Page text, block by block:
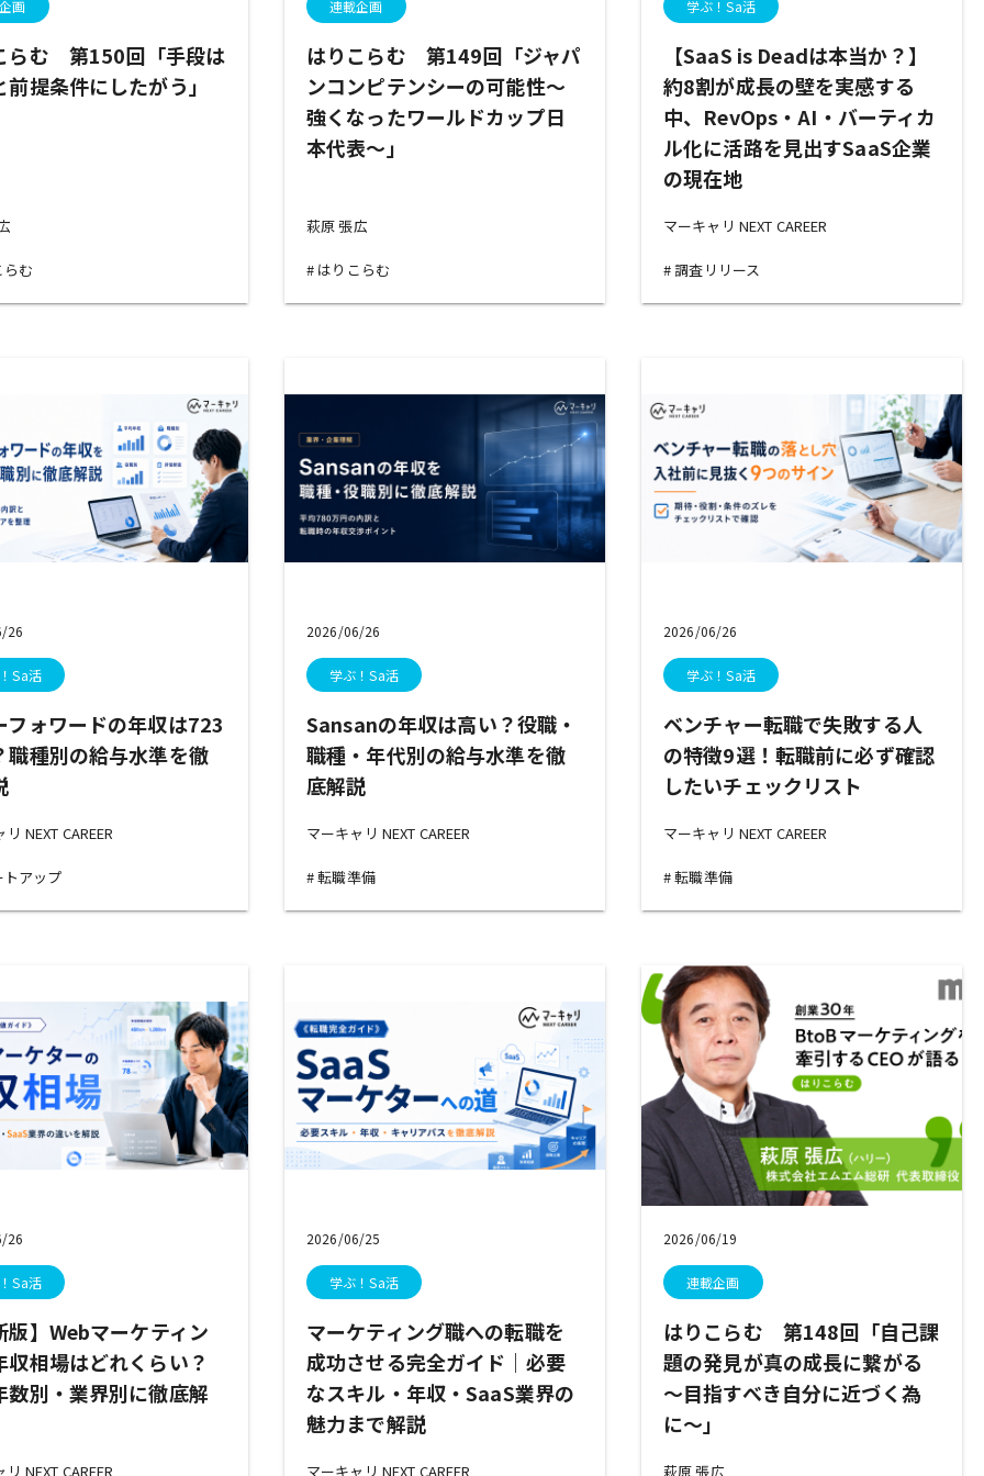
画
らむ 第150回「手段は
前提条件にしたがう」
む
連載企画
はりこらむ 第149回「ジャパ
ンコンピテンシーの可能性～
強くなったワールドカップ日
本代表～」
萩原 張広
はりこらむ
学ぶ！Sa活
【SaaS is Deadは本当か？】
約8割が成長の壁を実感する
中、RevOps・AI・バーティカ
ル化に活路を見出すSaaS企業
の現在地
マーキャリ NEXT CAREER
調査リリース
26
Sa活
フォワードの年収は723
職種別の給与水準を徹
NEXT CAREER
アップ
2026/06/26
学ぶ！Sa活
Sansanの年収は高い？役職・
職種・年代別の給与水準を徹
底解説
マーキャリ NEXT CAREER
転職準備
2026/06/26
学ぶ！Sa活
ベンチャー転職で失敗する人
の特徴9選！転職前に必ず確認
したいチェックリスト
マーキャリ NEXT CAREER
転職準備
26
Sa活
版】Webマーケティン
収相場はどれくらい？
数別・業界別に徹底解
NEXT CAREER
2026/06/25
学ぶ！Sa活
マーケティング職への転職を
成功させる完全ガイド｜必要
なスキル・年収・SaaS業界の
魅力まで解説
マーキャリ NEXT CAREER
2026/06/19
連載企画
はりこらむ 第148回「自己課
題の発見が真の成長に繋がる
～目指すべき自分に近づく為
に～」
萩原 張広